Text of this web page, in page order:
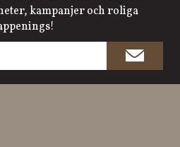
kampanjer och roliga